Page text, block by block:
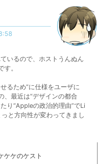
いるので、ホストうんぬん
。
るため”に仕様をユーザに
、最近は“デザインの都合
り“Appleの政治的理由”でLi
と方向性が変わってきまし
ケケのケスト